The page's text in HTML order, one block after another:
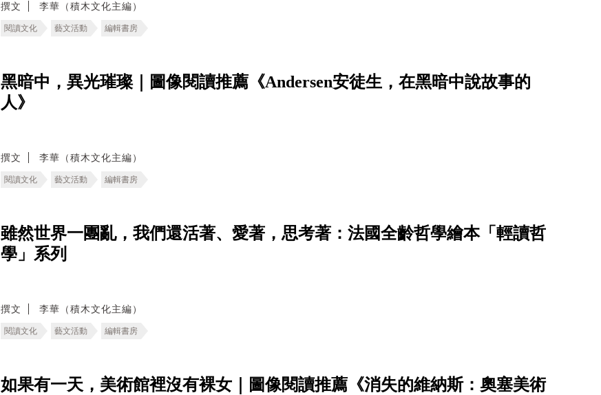
撰文 李華（積木文化主編）
閱讀文化 藝文活動 編輯書房
黑暗中，異光璀璨｜圖像閱讀推薦《Andersen安徒生，在黑暗中說故事的
人》
撰文 李華（積木文化主編）
閱讀文化 藝文活動 編輯書房
雖然世界一團亂，我們還活著、愛著，思考著：法國全齡哲學繪本「輕讀哲
學」系列
撰文 李華（積木文化主編）
閱讀文化 藝文活動 編輯書房
如果有一天，美術館裡沒有裸女｜圖像閱讀推薦《消失的維納斯：奧塞美術